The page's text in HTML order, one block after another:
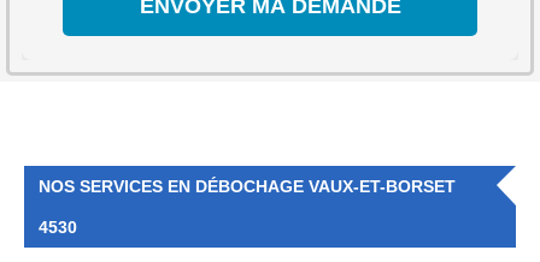
NOS SERVICES EN DÉBOCHAGE VAUX-ET-BORSET
4530